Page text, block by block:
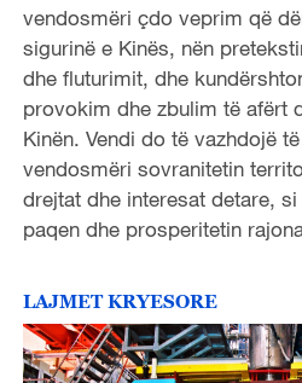
vendosmëri çdo veprim që
sigurinë e Kinës, nën
dhe fluturimit, dhe
provokim dhe zbulim të afërt
Kinën. Vendi do të vazhdojë
vendosmëri sovranitetin
drejtat dhe interesat detare,
paqen dhe prosperitetin
LAJMET KRYESORE